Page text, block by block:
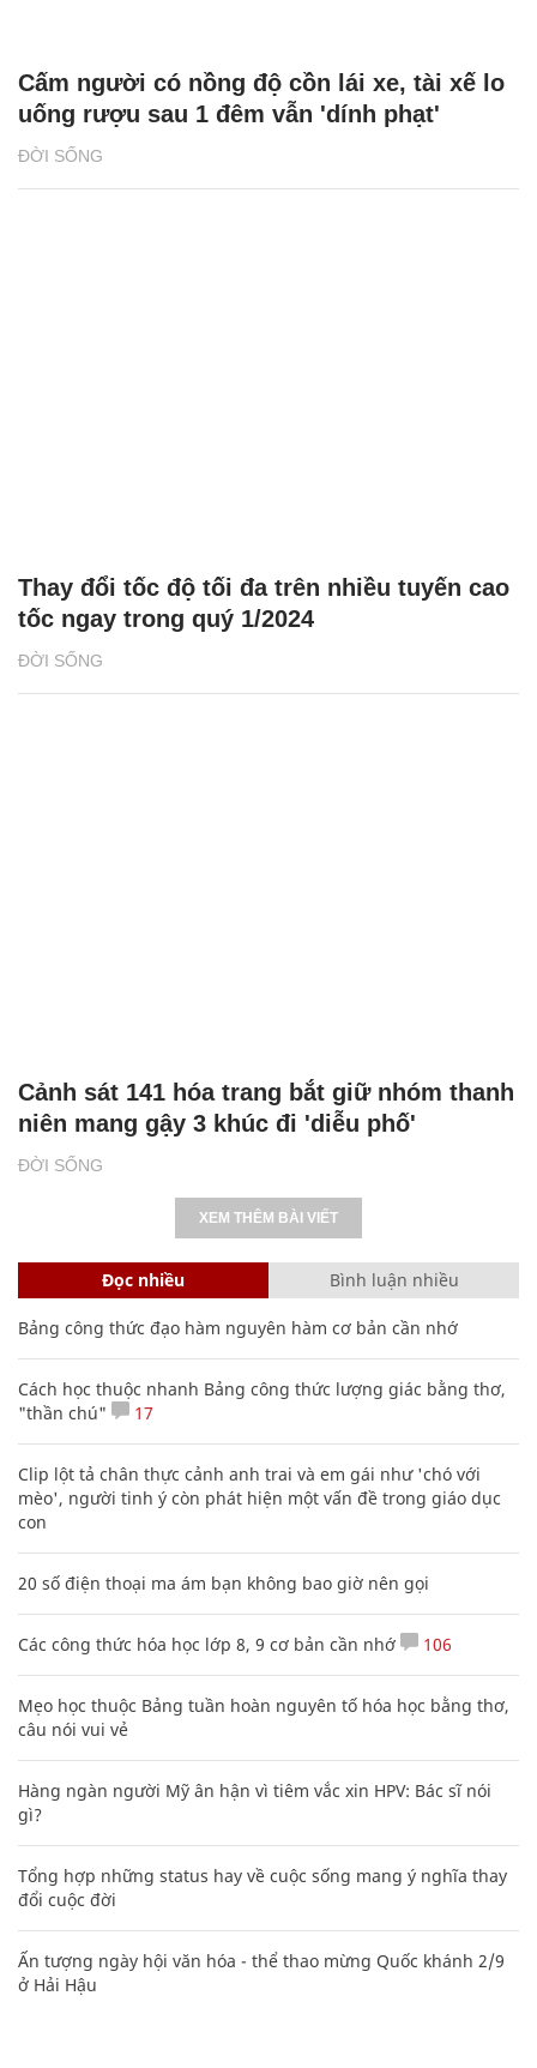
ĐỜI SỐNG
Cấm người có nồng độ cồn lái xe, tài xế lo
uống rượu sau 1 đêm vẫn 'dính phạt'
ĐỜI SỐNG
Thay đổi tốc độ tối đa trên nhiều tuyến cao
tốc ngay trong quý 1/2024
ĐỜI SỐNG
Cảnh sát 141 hóa trang bắt giữ nhóm thanh
niên mang gậy 3 khúc đi 'diễu phố'
XEM THÊM BÀI VIẾT
Đọc nhiều Bình luận nhiều
Bảng công thức đạo hàm nguyên hàm cơ bản cần nhớ
Cách học thuộc nhanh Bảng công thức lượng giác bằng thơ,
"thần chú"
17
Clip lột tả chân thực cảnh anh trai và em gái như 'chó với
mèo', người tinh ý còn phát hiện một vấn đề trong giáo dục
con
20 số điện thoại ma ám bạn không bao giờ nên gọi
Các công thức hóa học lớp 8, 9 cơ bản cần nhớ 106
Mẹo học thuộc Bảng tuần hoàn nguyên tố hóa học bằng thơ,
câu nói vui vẻ
Hàng ngàn người Mỹ ân hận vì tiêm vắc xin HPV: Bác sĩ nói
gì?
Tổng hợp những status hay về cuộc sống mang ý nghĩa thay
đổi cuộc đời
Ấn tượng ngày hội văn hóa - thể thao mừng Quốc khánh 2/9
ở Hải Hậu